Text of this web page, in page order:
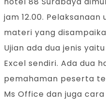
jam 12.00. Pelaksanaan
materi yang
Ujian ada dua jenis
Excel sendiri. Ada dua
pemahaman peserta
Ms Office dan juga